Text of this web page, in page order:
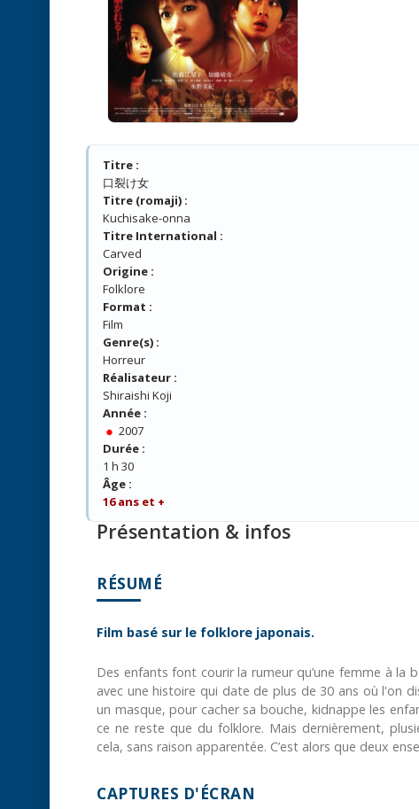
Titre :
口裂け女
Titre (romaji) :
Kuchisake-onna
Titre International :
Carved
Origine :
Folklore
Format :
Film
Genre(s) :
Horreur
Réalisateur :
Shiraishi Koji
Année :
2007
Durée :
1 h 30
Âge :
16 ans et +
Présentation & infos
RÉSUMÉ
Film basé sur le folklore japonais.
Des enfants font courir la rumeur qu’une femme à la
avec une histoire qui date de plus de 30 ans où l'on
un masque, pour cacher sa bouche, kidnappe les
ce ne reste que du folklore. Mais dernièrement,
cela, sans raison apparentée. C’est alors que deux
CAPTURES D'ÉCRAN